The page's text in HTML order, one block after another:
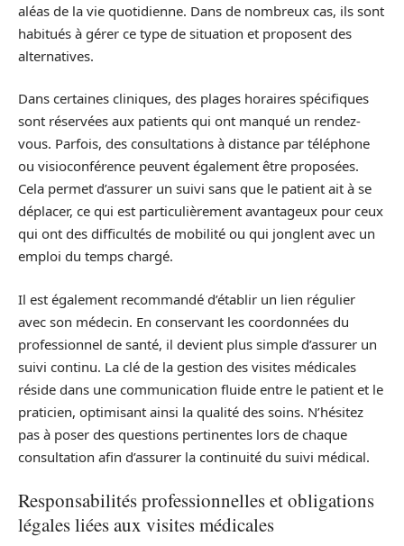
aléas de la vie quotidienne. Dans de nombreux cas, ils sont
habitués à gérer ce type de situation et proposent des
alternatives.
Dans certaines cliniques, des plages horaires spécifiques
sont réservées aux patients qui ont manqué un rendez-
vous. Parfois, des consultations à distance par téléphone
ou visioconférence peuvent également être proposées.
Cela permet d’assurer un suivi sans que le patient ait à se
déplacer, ce qui est particulièrement avantageux pour ceux
qui ont des difficultés de mobilité ou qui jonglent avec un
emploi du temps chargé.
Il est également recommandé d’établir un lien régulier
avec son médecin. En conservant les coordonnées du
professionnel de santé, il devient plus simple d’assurer un
suivi continu. La clé de la gestion des visites médicales
réside dans une communication fluide entre le patient et le
praticien, optimisant ainsi la qualité des soins. N’hésitez
pas à poser des questions pertinentes lors de chaque
consultation afin d’assurer la continuité du suivi médical.
Responsabilités professionnelles et obligations
légales liées aux visites médicales